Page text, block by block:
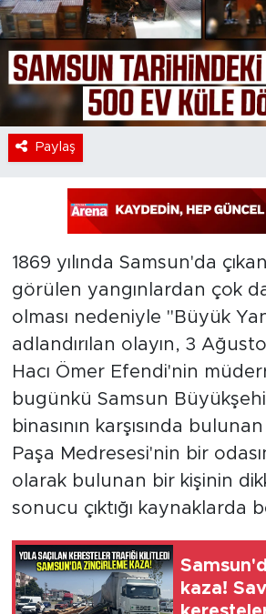
Paylaş
1869 yılında Samsun'da
görülen yangınlardan çok
olması nedeniyle "Büyük
adlandırılan olayın, 3
Hacı Ömer Efendi'nin
bugünkü Samsun
binasının karşısında
Paşa Medresesi'nin bir
olarak bulunan bir kişinin
sonucu çıktığı kaynaklarda
kaza!